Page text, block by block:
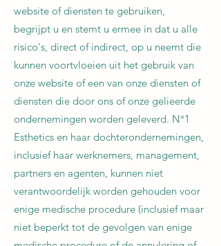
website of diensten te gebruiken,
begrijpt u en stemt u ermee in dat u alle
risico's, direct of indirect, op u neemt die
kunnen voortvloeien uit het gebruik van
onze website of een van onze diensten of
diensten die door ons of onze gelieerde
ondernemingen worden geleverd. N°1
Esthetics en haar dochterondernemingen,
inclusief haar werknemers, management,
partners en agenten, kunnen niet
verantwoordelijk worden gehouden voor
enige medische procedure (inclusief maar
niet beperkt tot de gevolgen van enige